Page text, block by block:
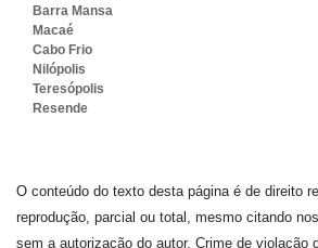
Barra Mansa
Macaé
Cabo Frio
Nilópolis
Teresópolis
Resende
O conteúdo do texto desta página é de direito
reprodução, parcial ou total, mesmo citando
sem a autorização do autor. Crime de violação